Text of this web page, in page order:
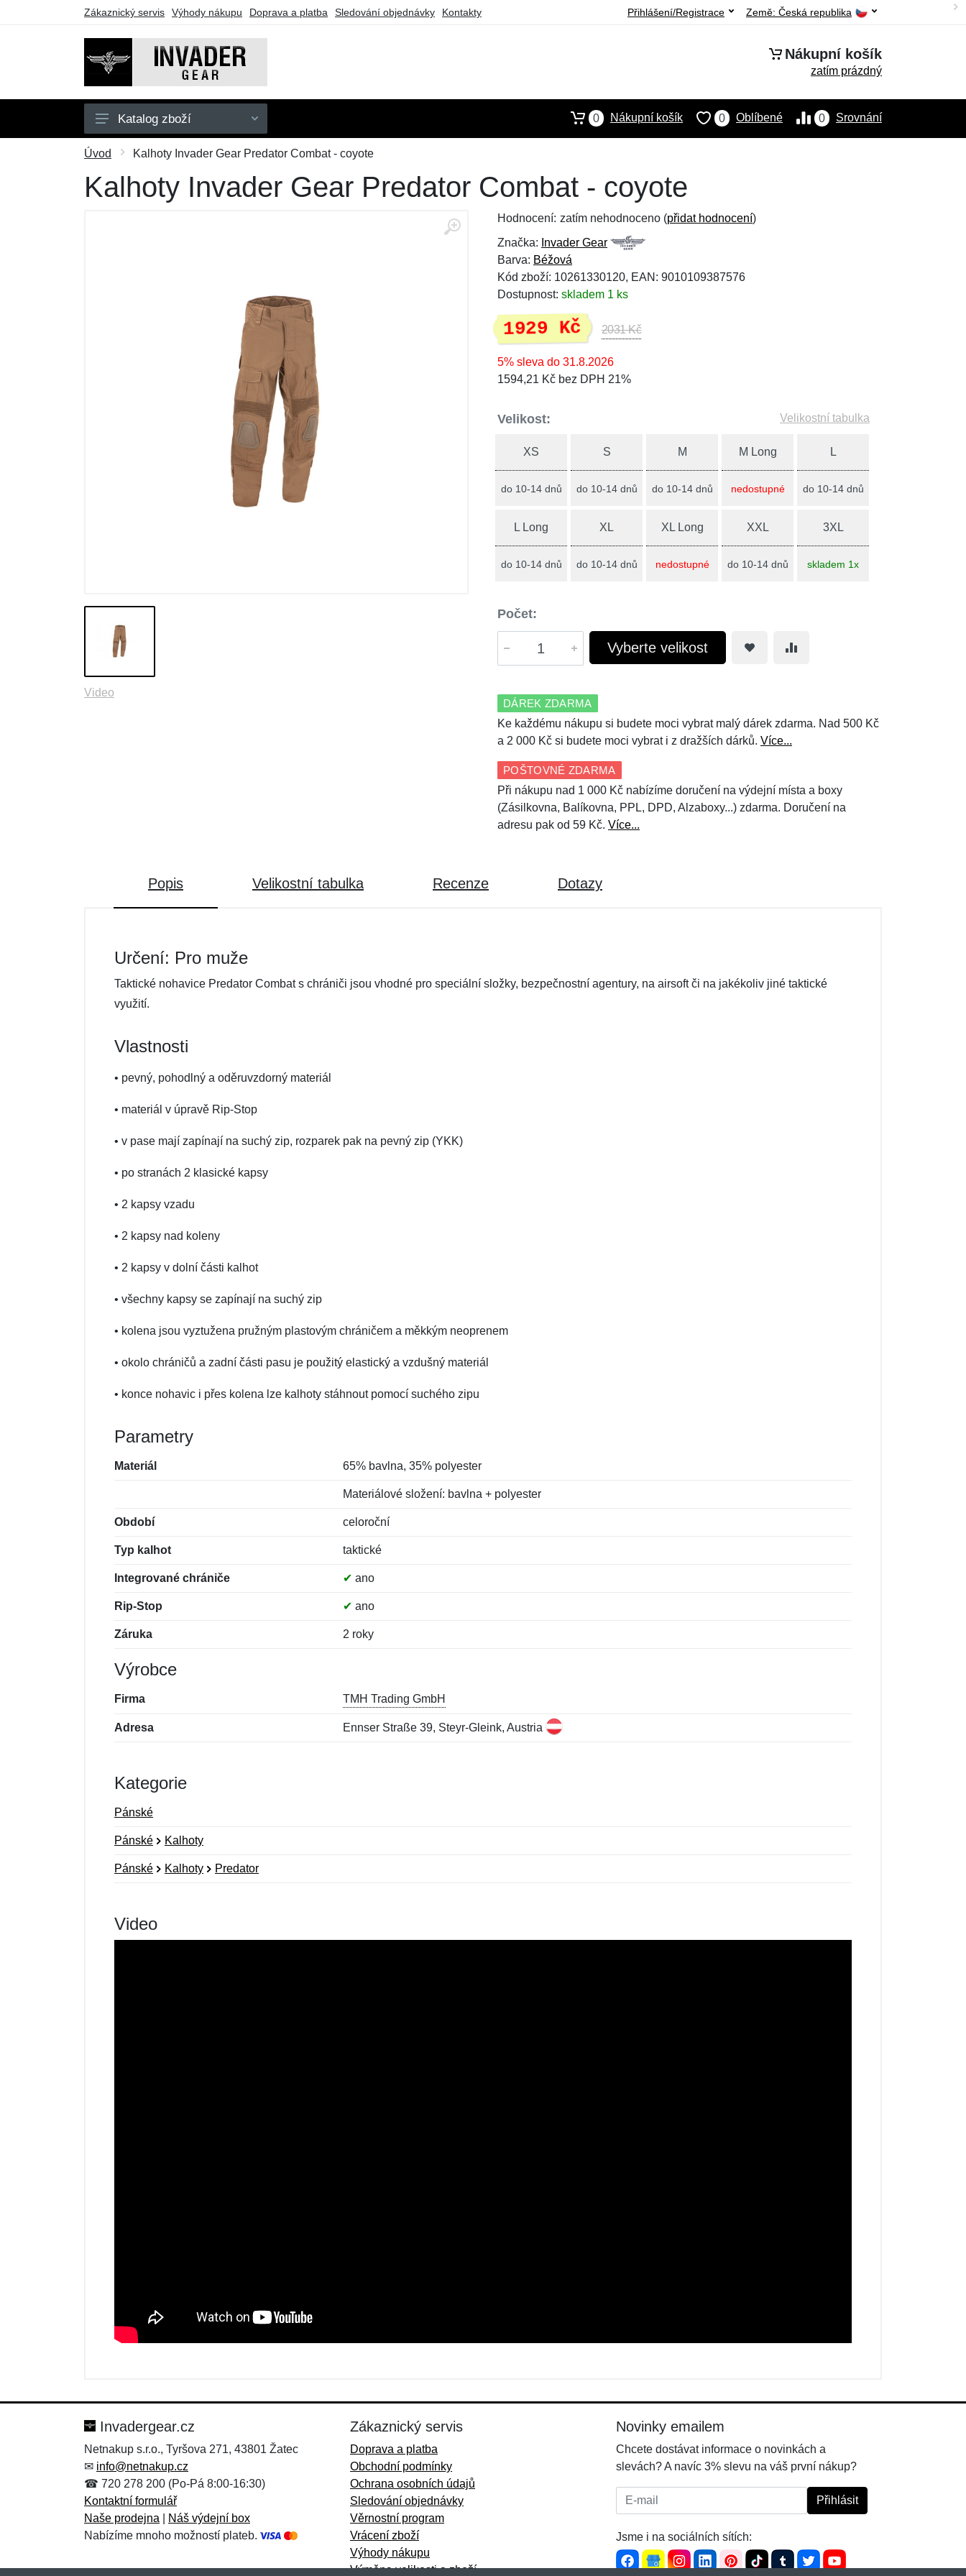
Zákaznický servis Výhody nákupu Doprava a platba Sledování objednávky Kontakty Země: Česká republika
Přihlášení/Registrace
Nákupní košík
zatím prázdný
Pánské
Doplňky
Katalog zboží 0 Srovnání
0 Oblíbené
0 Nákupní košík
Úvod Kalhoty Invader Gear Predator Combat - coyote
Kalhoty Invader Gear Predator Combat - coyote
Video
Hodnocení: zatím nehodnoceno (přidat hodnocení)
Značka: Invader Gear
Barva: Béžová
Kód zboží: 10261330120, EAN: 9010109387576
Dostupnost: skladem 1 ks
1929 Kč 2031 Kč
5% sleva do 31.8.2026
1594,21 Kč bez DPH 21%
Velikost: Velikostní tabulka
XS
do 10-14 dnů
S
do 10-14 dnů
M
do 10-14 dnů
M Long
nedostupné
L
do 10-14 dnů
L Long
do 10-14 dnů
XL
do 10-14 dnů
XL Long
nedostupné
XXL
do 10-14 dnů
3XL
skladem 1x
Počet:
Vyberte velikost
DÁREK ZDARMA
Ke každému nákupu si budete moci vybrat malý dárek zdarma. Nad 500 Kč
a 2 000 Kč si budete moci vybrat i z dražších dárků. Více...
POŠTOVNÉ ZDARMA
Při nákupu nad 1 000 Kč nabízíme doručení na výdejní místa a boxy
(Zásilkovna, Balíkovna, PPL, DPD, Alzaboxy...) zdarma. Doručení na
adresu pak od 59 Kč. Více...
Popis Velikostní tabulka Recenze Dotazy
Určení: Pro muže
Taktické nohavice Predator Combat s chrániči jsou vhodné pro speciální složky, bezpečnostní agentury, na airsoft či na jakékoliv jiné taktické
využití.
Vlastnosti
• pevný, pohodlný a oděruvzdorný materiál
• materiál v úpravě Rip-Stop
• v pase mají zapínají na suchý zip, rozparek pak na pevný zip (YKK)
• po stranách 2 klasické kapsy
• 2 kapsy vzadu
• 2 kapsy nad koleny
• 2 kapsy v dolní části kalhot
• všechny kapsy se zapínají na suchý zip
• kolena jsou vyztužena pružným plastovým chráničem a měkkým neoprenem
• okolo chráničů a zadní části pasu je použitý elastický a vzdušný materiál
• konce nohavic i přes kolena lze kalhoty stáhnout pomocí suchého zipu
Parametry
Materiál 65% bavlna, 35% polyester
Materiálové složení: bavlna + polyester
Období celoroční
Typ kalhot taktické
Integrované chrániče ✔ ano
Rip-Stop ✔ ano
Záruka 2 roky
Výrobce
Firma TMH Trading GmbH
Adresa Ennser Straße 39, Steyr-Gleink, Austria
Kategorie
Pánské
Pánské Kalhoty
Pánské Kalhoty Predator
Video
Zpráva*
Zpráva*
Invadergear.cz
Netnakup s.r.o., Tyršova 271, 43801 Žatec
✉ info@netnakup.cz
☎ 720 278 200 (Po-Pá 8:00-16:30)
Kontaktní formulář
Naše prodejna
Náš výdejní box
Nabízíme mnoho možností plateb.
Zákaznický servis
Doprava a platba
Obchodní podmínky
Ochrana osobních údajů
Sledování objednávky
Věrnostní program
Vrácení zboží
Výhody nákupu
Výměna velikosti a zboží
Novinky emailem
Chcete dostávat informace o novinkách a
slevách? A navíc 3% slevu na váš první nákup?
E-mail: Přihlásit
Jsme i na sociálních sítích: